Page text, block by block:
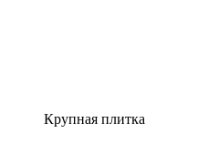
Крупная плитка